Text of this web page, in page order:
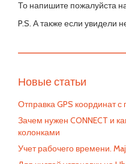
То напишите пожалуйста
P.S. А также если увидели
Новые статьи
Отправка GPS координат
Зачем нужен CONNECT и
колонками
Учет рабочего времени.